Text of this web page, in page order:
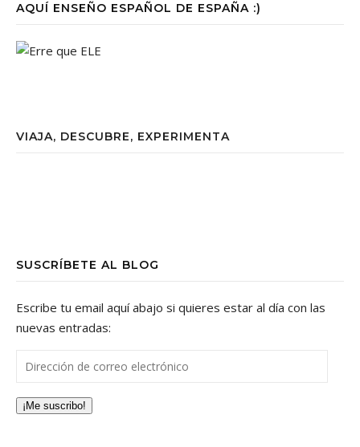
AQUÍ ENSEÑO ESPAÑOL DE ESPAÑA :)
VIAJA, DESCUBRE, EXPERIMENTA
SUSCRÍBETE AL BLOG
Escribe tu email aquí abajo si quieres estar al día con las
nuevas entradas:
Dirección de correo electrónico
¡Me suscribo!